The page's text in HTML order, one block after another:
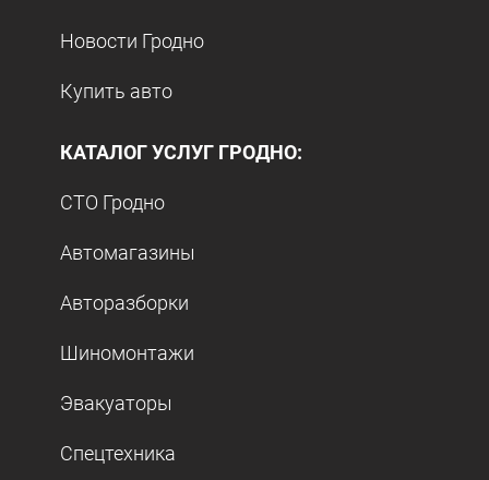
Новости Гродно
Купить авто
КАТАЛОГ УСЛУГ ГРОДНО:
СТО Гродно
Автомагазины
Авторазборки
Шиномонтажи
Эвакуаторы
Спецтехника